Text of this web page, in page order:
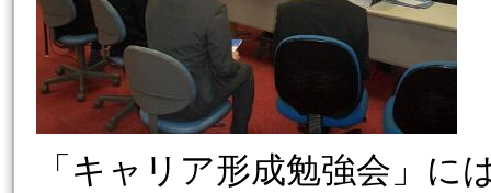
「キャリア形成勉強会」に